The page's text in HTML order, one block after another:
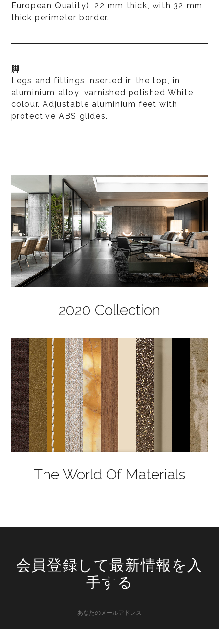
European Quality), 22 mm thick, with 32 mm
thick perimeter border.
脚
Legs and fittings inserted in the top, in
aluminium alloy, varnished polished White
colour. Adjustable aluminium feet with
protective ABS glides.
2020 Collection
The World Of Materials
会員登録して最新情報を入
手する